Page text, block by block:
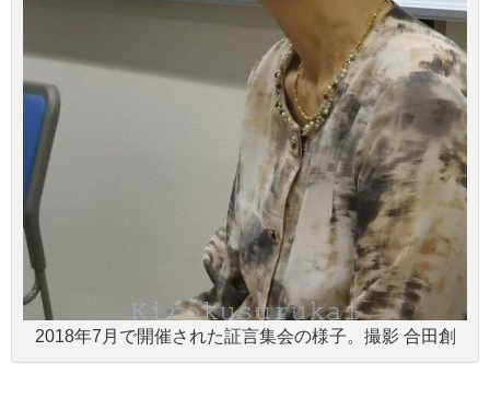
2018年7月で開催された証言集会の様子。撮影 合田創